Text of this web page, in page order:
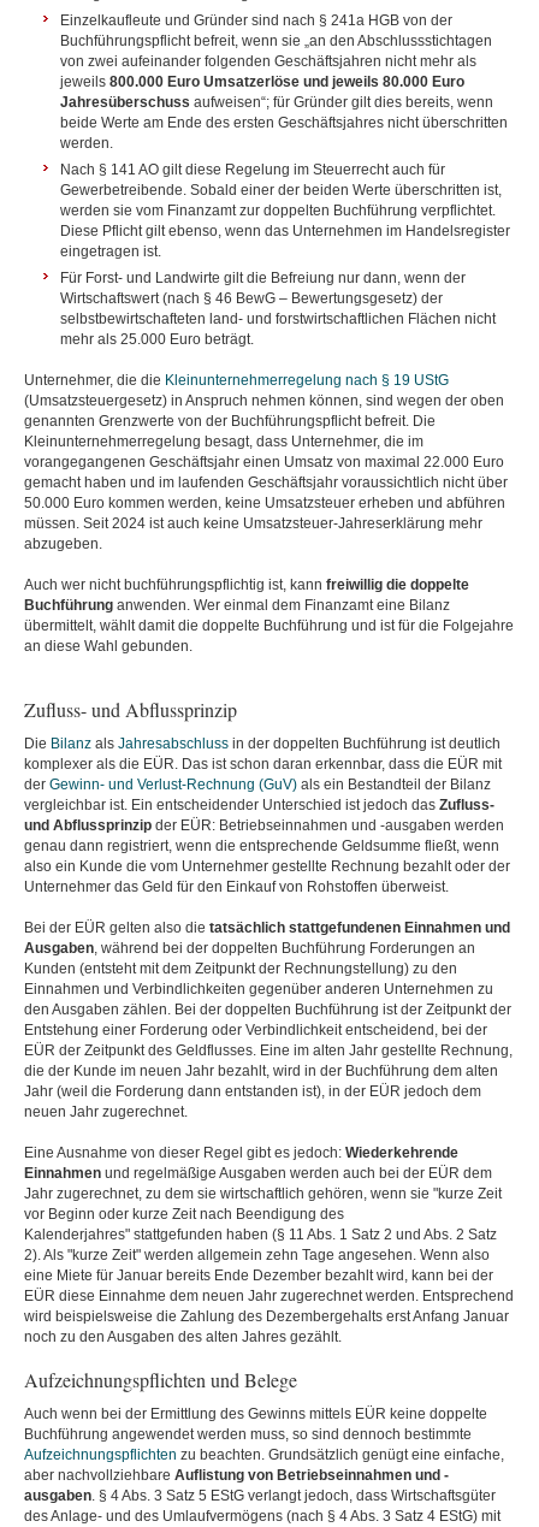
Einzelkaufleute und Gründer sind nach § 241a HGB von der
Buchführungspflicht befreit, wenn sie „an den Abschlussstichtagen
von zwei aufeinander folgenden Geschäftsjahren nicht mehr als
jeweils 800.000 Euro Umsatzerlöse und jeweils 80.000 Euro
Jahresüberschuss aufweisen“; für Gründer gilt dies bereits, wenn
beide Werte am Ende des ersten Geschäftsjahres nicht überschritten
werden.
Nach § 141 AO gilt diese Regelung im Steuerrecht auch für
Gewerbetreibende. Sobald einer der beiden Werte überschritten ist,
werden sie vom Finanzamt zur doppelten Buchführung verpflichtet.
Diese Pflicht gilt ebenso, wenn das Unternehmen im Handelsregister
eingetragen ist.
Für Forst- und Landwirte gilt die Befreiung nur dann, wenn der
Wirtschaftswert (nach § 46 BewG – Bewertungsgesetz) der
selbstbewirtschafteten land- und forstwirtschaftlichen Flächen nicht
mehr als 25.000 Euro beträgt.
Unternehmer, die die Kleinunternehmerregelung nach § 19 UStG
(Umsatzsteuergesetz) in Anspruch nehmen können, sind wegen der oben
genannten Grenzwerte von der Buchführungspflicht befreit. Die
Kleinunternehmerregelung besagt, dass Unternehmer, die im
vorangegangenen Geschäftsjahr einen Umsatz von maximal 22.000 Euro
gemacht haben und im laufenden Geschäftsjahr voraussichtlich nicht über
50.000 Euro kommen werden, keine Umsatzsteuer erheben und abführen
müssen. Seit 2024 ist auch keine Umsatzsteuer-Jahreserklärung mehr
abzugeben.
Auch wer nicht buchführungspflichtig ist, kann freiwillig die doppelte
Buchführung anwenden. Wer einmal dem Finanzamt eine Bilanz
übermittelt, wählt damit die doppelte Buchführung und ist für die Folgejahre
an diese Wahl gebunden.
Zufluss- und Abflussprinzip
Die Bilanz als Jahresabschluss in der doppelten Buchführung ist deutlich
komplexer als die EÜR. Das ist schon daran erkennbar, dass die EÜR mit
der Gewinn- und Verlust-Rechnung (GuV) als ein Bestandteil der Bilanz
vergleichbar ist. Ein entscheidender Unterschied ist jedoch das Zufluss-
und Abflussprinzip der EÜR: Betriebseinnahmen und -ausgaben werden
genau dann registriert, wenn die entsprechende Geldsumme fließt, wenn
also ein Kunde die vom Unternehmer gestellte Rechnung bezahlt oder der
Unternehmer das Geld für den Einkauf von Rohstoffen überweist.
Bei der EÜR gelten also die tatsächlich stattgefundenen Einnahmen und
Ausgaben, während bei der doppelten Buchführung Forderungen an
Kunden (entsteht mit dem Zeitpunkt der Rechnungstellung) zu den
Einnahmen und Verbindlichkeiten gegenüber anderen Unternehmen zu
den Ausgaben zählen. Bei der doppelten Buchführung ist der Zeitpunkt der
Entstehung einer Forderung oder Verbindlichkeit entscheidend, bei der
EÜR der Zeitpunkt des Geldflusses. Eine im alten Jahr gestellte Rechnung,
die der Kunde im neuen Jahr bezahlt, wird in der Buchführung dem alten
Jahr (weil die Forderung dann entstanden ist), in der EÜR jedoch dem
neuen Jahr zugerechnet.
Eine Ausnahme von dieser Regel gibt es jedoch: Wiederkehrende
Einnahmen und regelmäßige Ausgaben werden auch bei der EÜR dem
Jahr zugerechnet, zu dem sie wirtschaftlich gehören, wenn sie "kurze Zeit
vor Beginn oder kurze Zeit nach Beendigung des
Kalenderjahres" stattgefunden haben (§ 11 Abs. 1 Satz 2 und Abs. 2 Satz
2). Als "kurze Zeit" werden allgemein zehn Tage angesehen. Wenn also
eine Miete für Januar bereits Ende Dezember bezahlt wird, kann bei der
EÜR diese Einnahme dem neuen Jahr zugerechnet werden. Entsprechend
wird beispielsweise die Zahlung des Dezembergehalts erst Anfang Januar
noch zu den Ausgaben des alten Jahres gezählt.
Aufzeichnungspflichten und Belege
Auch wenn bei der Ermittlung des Gewinns mittels EÜR keine doppelte
Buchführung angewendet werden muss, so sind dennoch bestimmte
Aufzeichnungspflichten zu beachten. Grundsätzlich genügt eine einfache,
aber nachvollziehbare Auflistung von Betriebseinnahmen und -
ausgaben. § 4 Abs. 3 Satz 5 EStG verlangt jedoch, dass Wirtschaftsgüter
des Anlage- und des Umlaufvermögens (nach § 4 Abs. 3 Satz 4 EStG) mit